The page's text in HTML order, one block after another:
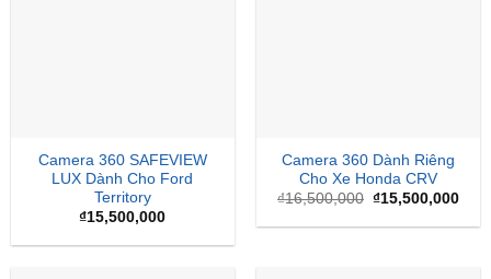
Camera 360 SAFEVIEW
LUX Dành Cho Ford
Territory
₫15,500,000
Camera 360 Dành Riêng
Cho Xe Honda CRV
₫16,500,000 Giá
là:
₫15,500,000Giá
tại